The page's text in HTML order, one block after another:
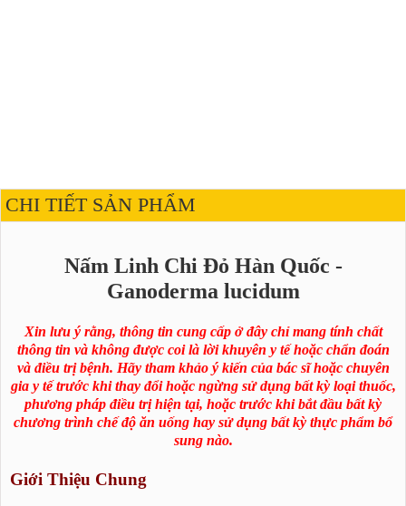
CHI TIẾT SẢN PHẨM
Nấm Linh Chi Đỏ Hàn Quốc -
Ganoderma lucidum
Xin lưu ý rằng, thông tin cung cấp ở đây chỉ mang tính chất
thông tin và không được coi là lời khuyên y tế hoặc chẩn đoán
và điều trị bệnh. Hãy tham khảo ý kiến của bác sĩ hoặc chuyên
gia y tế trước khi thay đổi hoặc ngừng sử dụng bất kỳ loại thuốc,
phương pháp điều trị hiện tại, hoặc trước khi bắt đầu bất kỳ
chương trình chế độ ăn uống hay sử dụng bất kỳ thực phẩm bổ
sung nào.
Giới Thiệu Chung